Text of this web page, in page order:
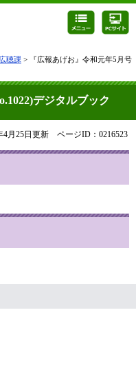
聴課 > 『広報あげお』令和元年5月号
デジタルブック
4月25日更新 ページID：0216523